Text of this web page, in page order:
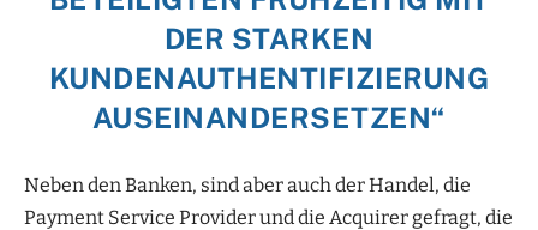
DER STARKEN
KUNDENAUTHENTIFIZIERUNG
AUSEINANDERSETZEN“
Neben den Banken, sind aber auch der Handel, die
Payment Service Provider und die Acquirer gefragt, die